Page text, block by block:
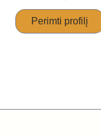
Perimti profilį